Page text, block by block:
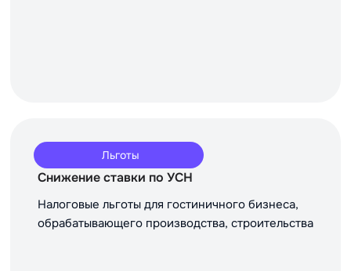
Льготы
Снижение ставки по УСН
Налоговые льготы для гостиничного бизнеса,
обрабатывающего производства, строительства